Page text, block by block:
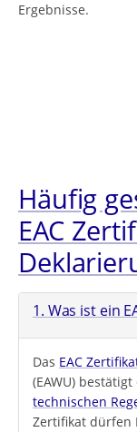
Ergebnisse.
Häufig
EAC
1. Was ist ein
Das EAC
(EAWU)
technischen
Zertifikat dürfen